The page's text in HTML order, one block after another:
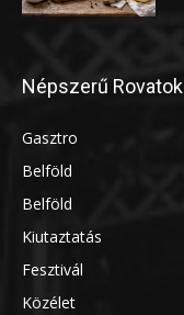
Népszerű Rovatok
Gasztro
Belföld
Belföld
Kiutaztatás
Fesztivál
Közélet